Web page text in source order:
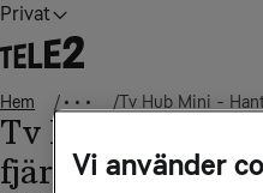
Privat
Hem • • • Tv Hub Mini -
Tv Hub Mini -
fjärrkontrollen
Vi använder